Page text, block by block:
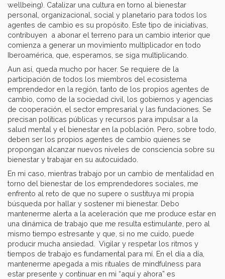
wellbeing). Catalizar una cultura en torno al bienestar
personal, organizacional, social y planetario para todos los
agentes de cambio es su propósito. Este tipo de iniciativas,
contribuyen a abonar el terreno para un cambio interior que
comienza a generar un movimiento multiplicador en todo
Iberoamérica, que, esperamos, se siga multiplicando.
Aun así, queda mucho por hacer. Se requiere de la
participación de todos los miembros del ecosistema
emprendedor en la región, tanto de los propios agentes de
cambio, como de la sociedad civil, los gobiernos y agencias
de cooperación, el sector empresarial y las fundaciones. Se
precisan políticas públicas y recursos para impulsar a la
salud mental y el bienestar en la población. Pero, sobre todo,
deben ser los propios agentes de cambio quienes se
propongan alcanzar nuevos niveles de consciencia sobre su
bienestar y trabajar en su autocuidado.
En mi caso, mientras trabajo por un cambio de mentalidad en
torno del bienestar de los emprendedores sociales, me
enfrento al reto de que no supere o sustituya mi propia
búsqueda por hallar y sostener mi bienestar. Debo
mantenerme alerta a la aceleración que me produce estar en
una dinámica de trabajo que me resulta estimulante, pero al
mismo tiempo estresante y que, si no me cuido, puede
producir mucha ansiedad. Vigilar y respetar los ritmos y
tiempos de trabajo es fundamental para mí. En el día a día,
mantenerme apegada a mis rituales de mindfulness para
estar presente y continuar en mi “aquí y ahora” es